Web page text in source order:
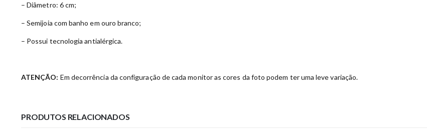
– Diâmetro: 6 cm;
– Semijoia com banho em ouro branco;
– Possui tecnologia antialérgica.
ATENÇÃO: Em decorrência da configuração de cada monitor as cores da foto podem ter uma leve variação.
PRODUTOS RELACIONADOS